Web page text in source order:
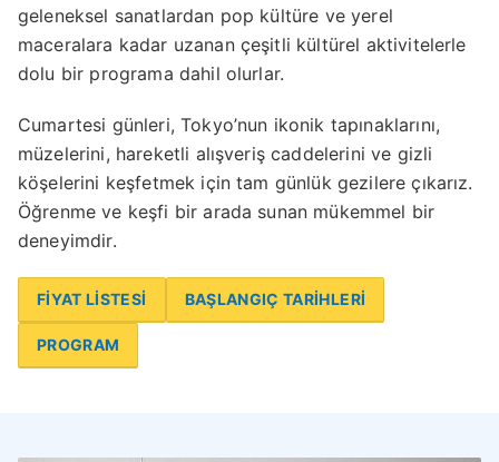
geleneksel sanatlardan pop kültüre ve yerel
maceralara kadar uzanan çeşitli kültürel aktivitelerle
dolu bir programa dahil olurlar.
Cumartesi günleri, Tokyo’nun ikonik tapınaklarını,
müzelerini, hareketli alışveriş caddelerini ve gizli
köşelerini keşfetmek için tam günlük gezilere çıkarız.
Öğrenme ve keşfi bir arada sunan mükemmel bir
deneyimdir.
FİYAT LİSTESİ BAŞLANGIÇ TARİHLERİ
PROGRAM